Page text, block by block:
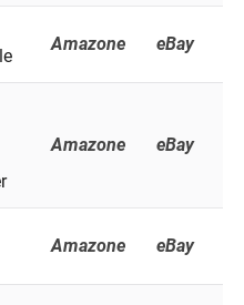
Amazone eBay
Amazone eBay
Amazone eBay